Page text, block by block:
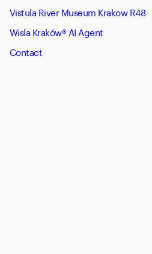
Vistula River Museum Krakow R48
Wisla Kraków® AI Agent
Contact